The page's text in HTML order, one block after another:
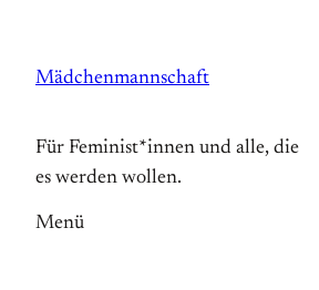
springen
Mädchenmannschaft
Für Feminist*innen und alle, die
es werden wollen.
Menü